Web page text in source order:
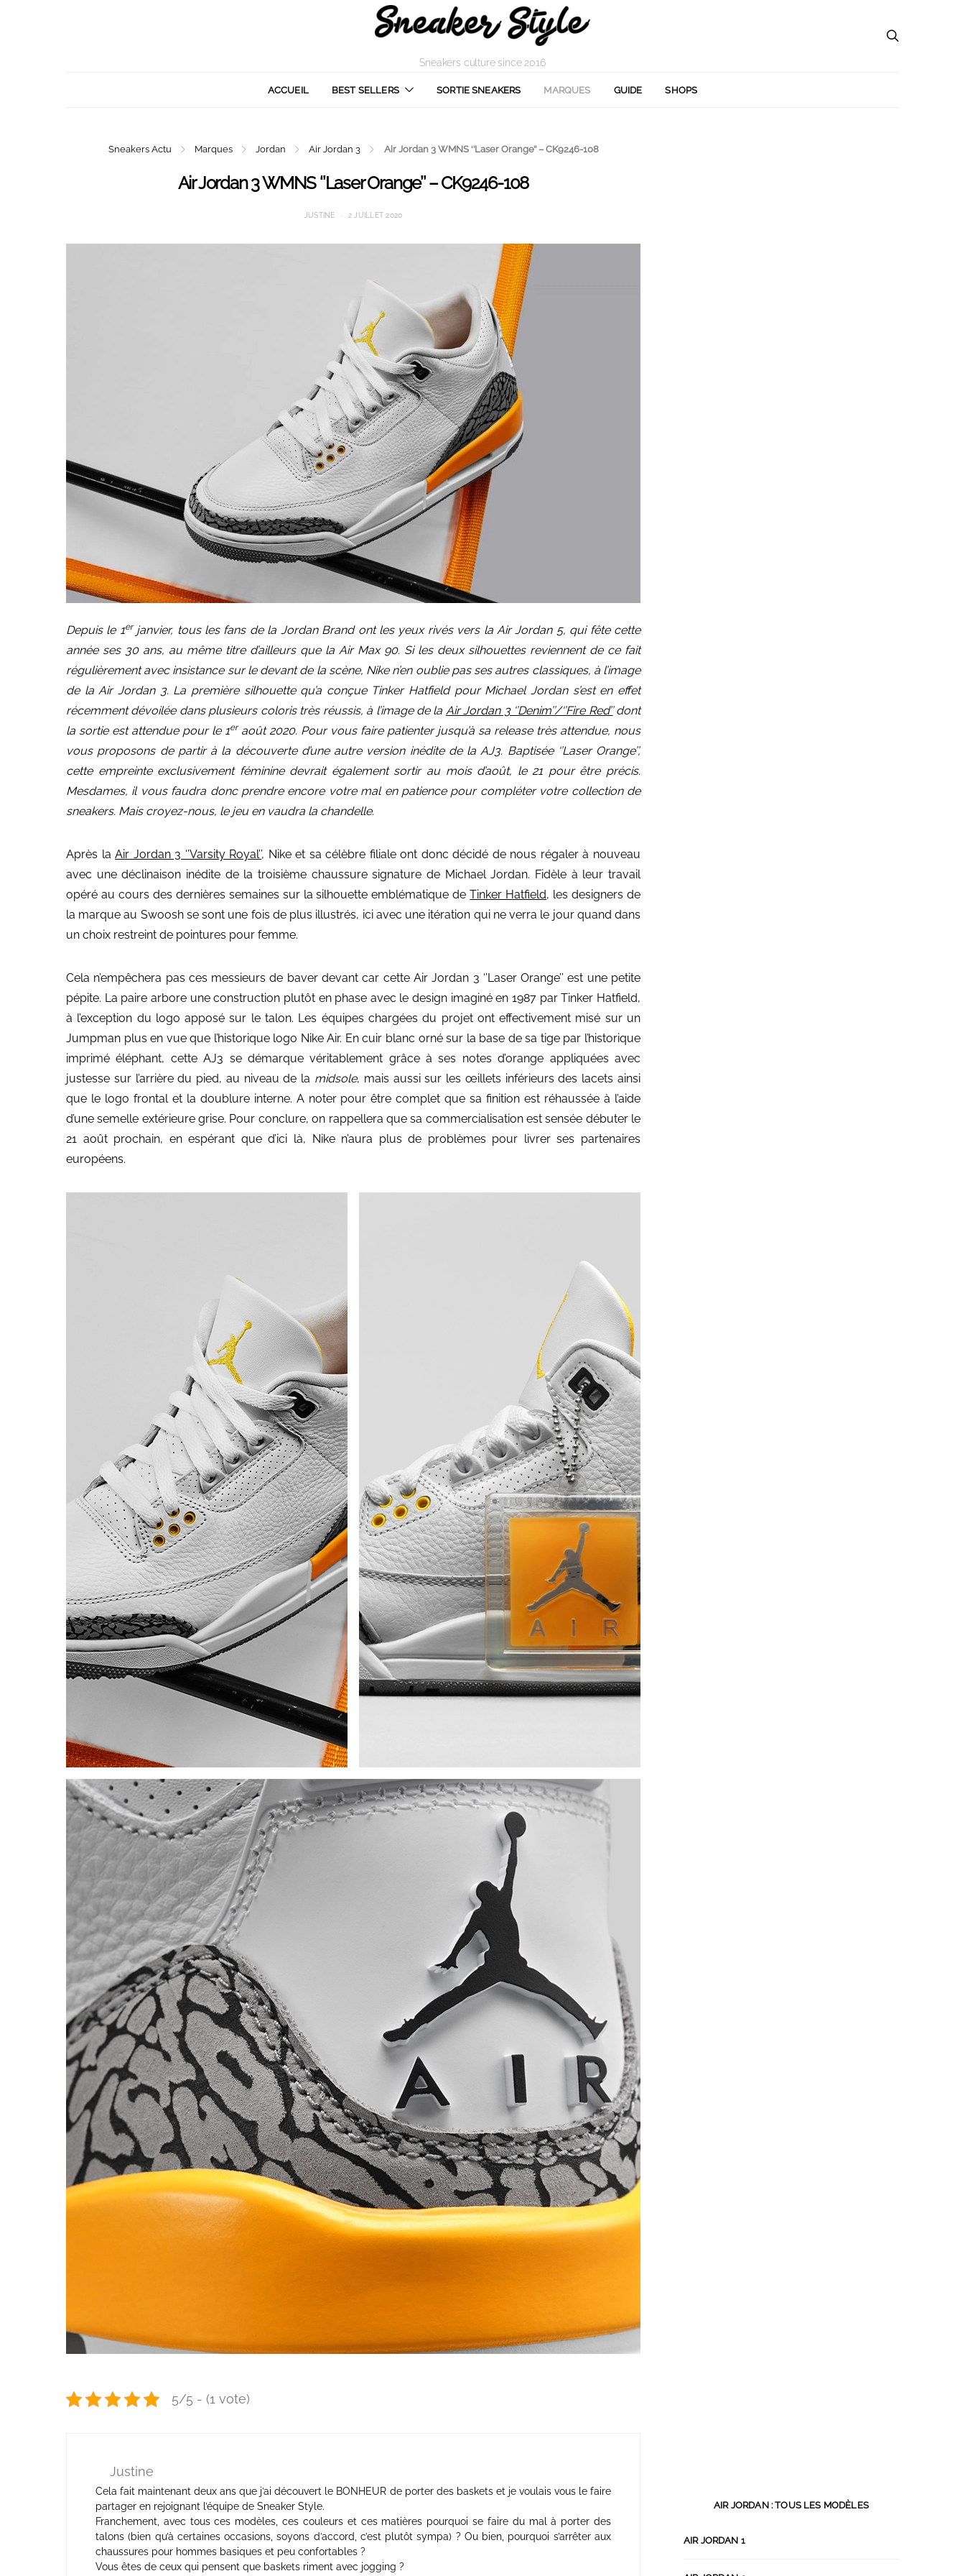
Sneakers culture since 2016
ACCUEIL BEST SELLERS SORTIE SNEAKERS MARQUES GUIDE SHOPS
Sneakers Actu Marques Jordan Air Jordan 3 Air Jordan 3 WMNS ‘’Laser Orange’’ – CK9246-108
Air Jordan 3 WMNS ‘’Laser Orange’’ – CK9246-108
JUSTINE 2 JUILLET 2020
Depuis le 1erjanvier, tous les fans de la Jordan Brand ont les yeux rivés vers la Air Jordan 5, qui fête cette
année ses 30 ans, au même titre d’ailleurs que la Air Max 90. Si les deux silhouettes reviennent de ce fait
régulièrement avec insistance sur le devant de la scène, Nike n’en oublie pas ses autres classiques, à l’image
de la Air Jordan 3. La première silhouette qu’a conçue Tinker Hatfield pour Michael Jordan s’est en effet
récemment dévoilée dans plusieurs coloris très réussis, à l’image de la Air Jordan 3 ‘’Denim’’/‘’Fire Red’’dont
la sortie est attendue pour le 1eraoût 2020. Pour vous faire patienter jusqu’à sa release très attendue, nous
vous proposons de partir à la découverte d’une autre version inédite de la AJ3. Baptisée ‘’Laser Orange’’,
cette empreinte exclusivement féminine devrait également sortir au mois d’août, le 21 pour être précis.
Mesdames, il vous faudra donc prendre encore votre mal en patience pour compléter votre collection de
sneakers. Mais croyez-nous, le jeu en vaudra la chandelle.
Après laAir Jordan 3 ‘’Varsity Royal’’, Nike et sa célèbre filiale ont donc décidé de nous régaler à nouveau
avec une déclinaison inédite de la troisième chaussure signature de Michael Jordan. Fidèle à leur travail
opéré au cours des dernières semaines sur la silhouette emblématique deTinker Hatfield, les designers de
la marque au Swoosh se sont une fois de plus illustrés, ici avec une itération qui ne verra le jour quand dans
un choix restreint de pointures pour femme.
Cela n’empêchera pas ces messieurs de baver devant car cette Air Jordan 3 ‘’Laser Orange’’ est une petite
pépite. La paire arbore une construction plutôt en phase avec le design imaginé en 1987 par Tinker Hatfield,
à l’exception du logo apposé sur le talon. Les équipes chargées du projet ont effectivement misé sur un
Jumpman plus en vue que l’historique logo Nike Air. En cuir blanc orné sur la base de sa tige par l’historique
imprimé éléphant, cette AJ3 se démarque véritablement grâce à ses notes d’orange appliquées avec
justesse sur l’arrière du pied, au niveau de la midsole, mais aussi sur les œillets inférieurs des lacets ainsi
que le logo frontal et la doublure interne. A noter pour être complet que sa finition est réhaussée à l’aide
d’une semelle extérieure grise. Pour conclure, on rappellera que sa commercialisation est sensée débuter le
21 août prochain, en espérant que d’ici là, Nike n’aura plus de problèmes pour livrer ses partenaires
européens.
5/5 - (1 vote)
Justine
Cela fait maintenant deux ans que j’ai découvert le BONHEUR de porter des baskets et je voulais vous le faire
partager en rejoignant l’équipe de Sneaker Style.
Franchement, avec tous ces modèles, ces couleurs et ces matières pourquoi se faire du mal à porter des
talons (bien qu’à certaines occasions, soyons d’accord, c’est plutôt sympa) ? Ou bien, pourquoi s’arrêter aux
chaussures pour hommes basiques et peu confortables ?
Vous êtes de ceux qui pensent que baskets riment avec jogging ?
AIR JORDAN : TOUS LES MODÈLES
AIR JORDAN 1